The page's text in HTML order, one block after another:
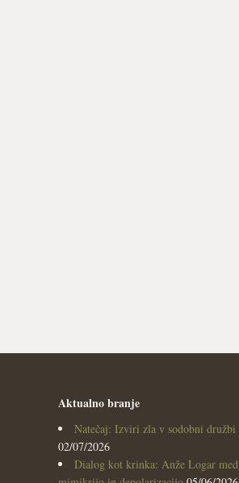
Aktualno branje
Natečaj: Izviri zla v sodobni družbi
02/07/2026
Dialog kot krinka: Anže Logar med